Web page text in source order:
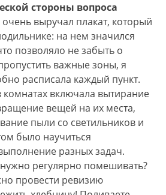
стороны вопроса
выручал плакат, который
на нем значился
позволяло не забыть о
важные зоны, я
расписала каждый пункт.
включала вытирание
вещей на их места,
пыли со светильников и
было научиться
разных задач.
регулярно помешивать?
провести ревизию